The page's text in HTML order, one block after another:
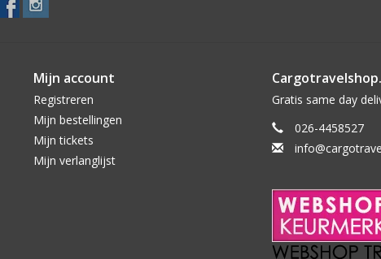
Mijn account
Registreren
Mijn bestellingen
Mijn tickets
Mijn verlanglijst
Gratis same day
026-4458527